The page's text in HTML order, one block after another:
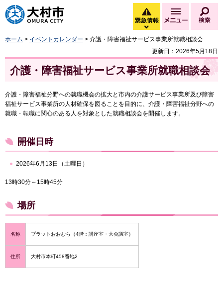
大村市
緊急情報
緊急情報を開く
メニュー
ホーム > イベントカレンダー > 介護・障害福祉サービス事業所就職相談会
更新日：2026年5月18日
介護・障害福祉サービス事業所就職相談会
介護・障害福祉分野への就職機会の拡大と市内の介護サービス事業所及び障害
福祉サービス事業所の人材確保を図ることを目的に、介護・障害福祉分野への
就職・転職に関心のある人を対象とした就職相談会を開催します。
開催日時
2026年6月13日（土曜日）
13時30分～15時45分
場所
名称 プラットおおむら（4階：講座室・大会議室）
住所 大村市本町458番地2